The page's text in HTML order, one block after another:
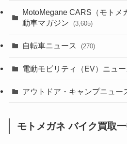
(44)
(638)
(118)
(60)
(31)
(252)
(38)
(24)
(249)
(64)
(306)
(6,957)
(1,226)
(12) (66)
(1,141)
MotoMegane CARS（モトメ
動車マガジン
(3,605)
(185)
(137) (2,744)
自転車ニュース (270)
(54)
(211)
電動モビリティ（EV）ニュー
(132)
(171)
アウトドア・キャンプニュー
モトメガネ バイク買取